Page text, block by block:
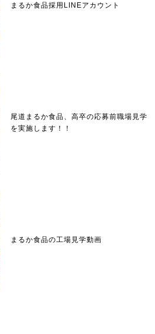
まるか食品採用LINEアカウント
尾道まるか食品、高卒の応募前職場見学
を実施します！！
まるか食品の工場見学動画